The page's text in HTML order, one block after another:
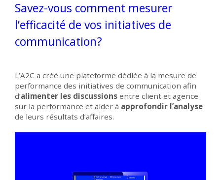
Savez-vous comment mesurer
l’efficacité de vos initiatives de
communication?
L’A2C a créé une plateforme dédiée à la mesure de
performance des initiatives de communication afin
d’alimenter les discussions entre client et agence
sur la performance et aider à approfondir l’analyse
de leurs résultats d’affaires.